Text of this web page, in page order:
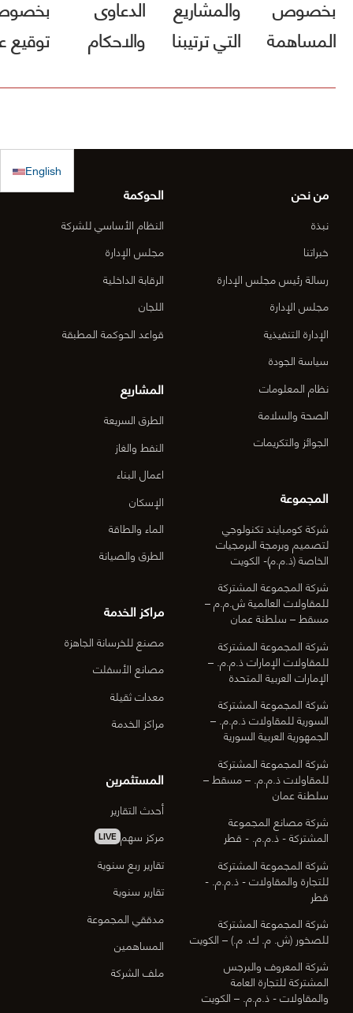
بخصوص
المساهمة
والمشاريع
التي ترتيبنا
بالترسية بعد
الدعاوى
والاحكام
توقيع
منطقة
English
من نحن
نبذة
خبراتنا
رسالة رئيس مجلس الإدارة
مجلس الإدارة
الإدارة التنفيذية
سياسة الجودة
نظام المعلومات
الصحة والسلامة
الجوائز والتكريمات
المجموعة
شركة كومبايند تكنولوجي
لتصميم وبرمجة البرمجيات
الخاصة (ذ.م.م)- الكويت
شركة المجموعة المشتركة
للمقاولات العالمية ش.م.م –
مسقط – سلطنة عمان
شركة المجموعة المشتركة
للمقاولات الإمارات ذ.م.م. –
الإمارات العربية المتحدة
شركة المجموعة المشتركة
السورية للمقاولات ذ.م.م. –
الجمهورية العربية السورية
شركة المجموعة المشتركة
للمقاولات ذ.م.م. – مسقط –
سلطنة عمان
شركة مصانع المجموعة
المشتركة - ذ.م.م. - قطر
شركة المجموعة المشتركة
للتجارة والمقاولات - ذ.م.م. -
قطر
شركة المجموعة المشتركة
للصخور (ش. م. ك. م.) – الكويت
شركة المعروف والبرجس
المشتركة للتجارة العامة
والمقاولات - ذ.م.م. – الكويت
الحوكمة
النظام الأساسي للشركة
مجلس الإدارة
الرقابة الداخلية
اللجان
قواعد الحوكمة المطبقة
المشاريع
الطرق السريعة
النفط والغاز
اعمال البناء
الإسكان
الماء والطاقة
الطرق والصيانة
مراكز الخدمة
مصنع للخرسانة الجاهزة
مصانع الأسفلت
معدات ثقيلة
مراكز الخدمة
المستثمرين
أحدث التقارير
مركز سهم LIVE
تقارير ربع سنوية
تقارير سنوية
مدققي المجموعة
المساهمين
ملف الشركة